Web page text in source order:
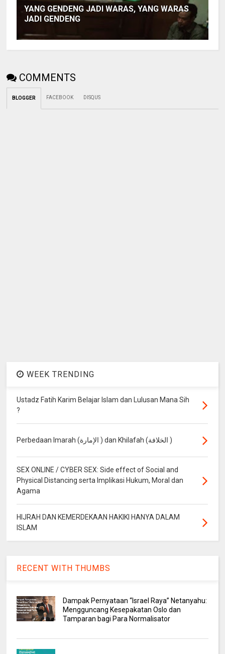
YANG GENDENG JADI WARAS, YANG WARAS
JADI GENDENG
COMMENTS
BLOGGER FACEBOOK DISQUS
WEEK TRENDING
Ustadz Fatih Karim Belajar Islam dan Lulusan Mana Sih
?
Perbedaan Imarah (الإمارة ) dan Khilafah (الخلافة )
SEX ONLINE / CYBER SEX: Side effect of Social and
Physical Distancing serta Implikasi Hukum, Moral dan
Agama
HIJRAH DAN KEMERDEKAAN HAKIKI HANYA DALAM
ISLAM
RECENT WITH THUMBS
Dampak Pernyataan “Israel Raya” Netanyahu:
Mengguncang Kesepakatan Oslo dan
Tamparan bagi Para Normalisator